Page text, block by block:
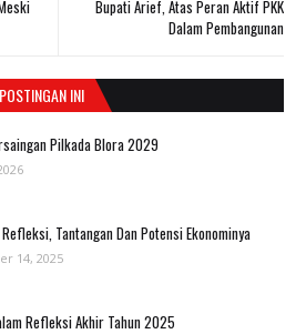
Bupati Arief, Atas Peran Aktif PKK
Dalam Pembangunan
INI
Pilkada Blora 2029
Tantangan Dan Potensi Ekonominya
14, 2025
Refleksi Akhir Tahun 2025